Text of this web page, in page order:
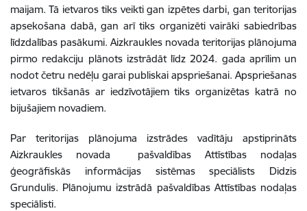
maijam. Tā ietvaros tiks veikti gan izpētes darbi, gan teritorijas
apsekošana dabā, gan arī tiks organizēti vairāki sabiedrības
līdzdalības pasākumi. Aizkraukles novada teritorijas plānojuma
pirmo redakciju plānots izstrādāt līdz 2024. gada aprīlim un
nodot četru nedēļu garai publiskai apspriešanai. Apspriešanas
ietvaros tikšanās ar iedzīvotājiem tiks organizētas katrā no
bijušajiem novadiem.
Par teritorijas plānojuma izstrādes vadītāju apstiprināts
Aizkraukles novada pašvaldības Attīstības nodaļas
ģeogrāfiskās informācijas sistēmas speciālists Didzis
Grundulis. Plānojumu izstrādā pašvaldības Attīstības nodaļas
speciālisti.